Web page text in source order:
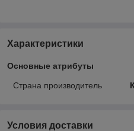
Характеристики
Основные атрибуты
Страна производитель
Условия доставки